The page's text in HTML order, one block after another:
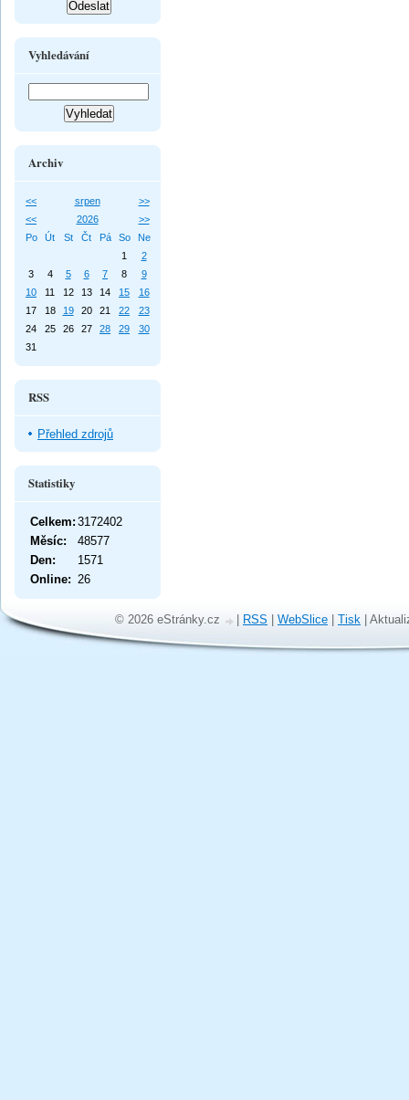
Vyhledávání
Archiv
<< srpen
>>
<<
2026
>>
Po
Út St Čt Pá So
Ne
1
2
3
4 5 6 7 8
9
10
11 12 13 14 15
16
17
18 19 20 21 22
23
24
25 26 27 28 29
30
31
RSS
Přehled zdrojů
Statistiky
Online: 26
Celkem: 3172402
Měsíc:
48577
Den:
1571
© 2026 eStránky.cz | RSS | WebSlice | Tisk |